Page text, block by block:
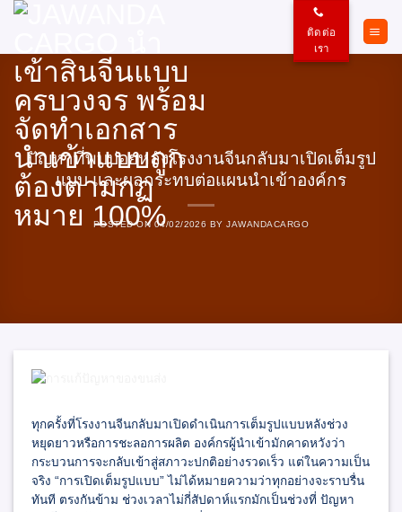
ข้าม
เนื้อหา
ติดต่อ
เรา
ปัญหาที่พบบ่อยหลังโรงงานจีนกลับมาเปิดเต็มรูป
แบบ และผลกระทบต่อแผนนำเข้าองค์กร
POSTED ON 04/02/2026 BYJAWANDACARGO
ทุกครั้งที่โรงงานจีนกลับมาเปิดดำเนินการเต็มรูปแบบหลังช่วง
หยุดยาวหรือการชะลอการผลิต องค์กรผู้นำเข้ามักคาดหวังว่า
กระบวนการจะกลับเข้าสู่สภาวะปกติอย่างรวดเร็ว แต่ในความเป็น
จริง “การเปิดเต็มรูปแบบ” ไม่ได้หมายความว่าทุกอย่างจะราบรื่น
ทันที ตรงกันข้าม ช่วงเวลาไม่กี่สัปดาห์แรกมักเป็นช่วงที่ ปัญหา